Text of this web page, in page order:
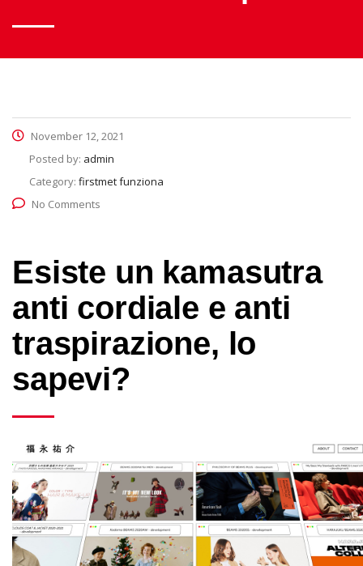
November 12, 2021
Posted by: admin
Category: firstmet funziona
No Comments
Esiste un kamasutra
anti cordiale e anti
traspirazione, lo
sapevi?